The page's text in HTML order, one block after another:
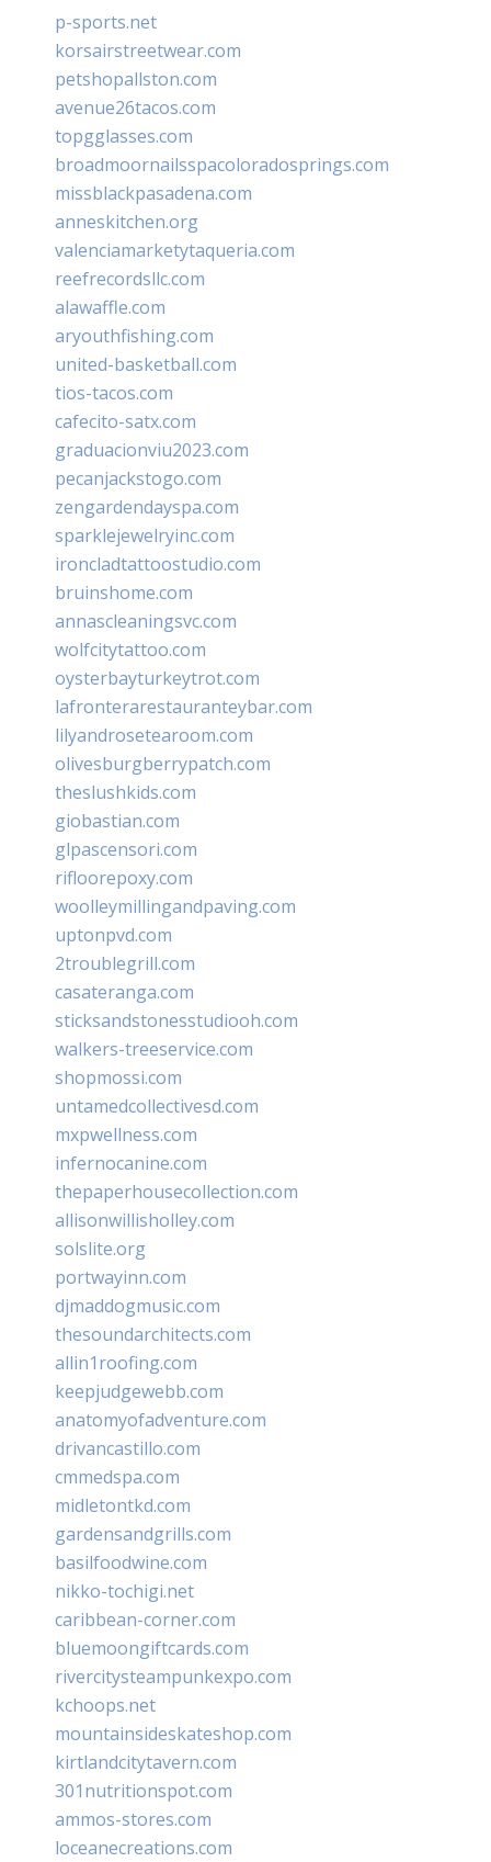
p-sports.net
korsairstreetwear.com
petshopallston.com
avenue26tacos.com
topgglasses.com
broadmoornailsspacoloradosprings.com
missblackpasadena.com
anneskitchen.org
valenciamarketytaqueria.com
reefrecordsllc.com
alawaffle.com
aryouthfishing.com
united-basketball.com
tios-tacos.com
cafecito-satx.com
graduacionviu2023.com
pecanjackstogo.com
zengardendayspa.com
sparklejewelryinc.com
ironcladtattoostudio.com
bruinshome.com
annascleaningsvc.com
wolfcitytattoo.com
oysterbayturkeytrot.com
lafronterarestauranteybar.com
lilyandrosetearoom.com
olivesburgberrypatch.com
theslushkids.com
giobastian.com
glpascensori.com
rifloorepoxy.com
woolleymillingandpaving.com
uptonpvd.com
2troublegrill.com
casateranga.com
sticksandstonesstudiooh.com
walkers-treeservice.com
shopmossi.com
untamedcollectivesd.com
mxpwellness.com
infernocanine.com
thepaperhousecollection.com
allisonwillisholley.com
solslite.org
portwayinn.com
djmaddogmusic.com
thesoundarchitects.com
allin1roofing.com
keepjudgewebb.com
anatomyofadventure.com
drivancastillo.com
cmmedspa.com
midletontkd.com
gardensandgrills.com
basilfoodwine.com
nikko-tochigi.net
caribbean-corner.com
bluemoongiftcards.com
rivercitysteampunkexpo.com
kchoops.net
mountainsideskateshop.com
kirtlandcitytavern.com
301nutritionspot.com
ammos-stores.com
loceanecreations.com